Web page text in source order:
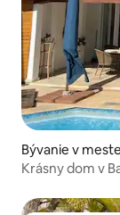
Bývanie v
Krásny dom v